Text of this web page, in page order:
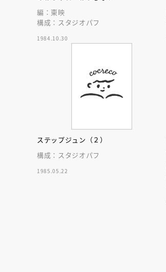
編：東映
構成：スタジオパフ
1984.10.30
ステップジュン（２）
構成：スタジオパフ
1985.05.22